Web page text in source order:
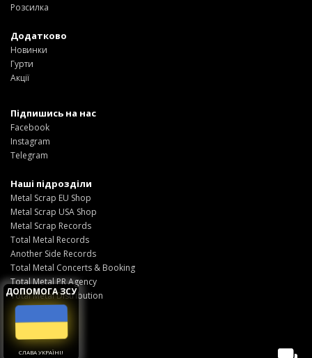
ДОПОМОГА ЗСУ
СЛАВА УКРАЇНІ!
Розсилка
Додатково
Новинки
Гурти
Акції
Підпишись на нас
Facebook
Instagram
Telegram
Наші підрозділи
Metal Scrap EU Shop
Metal Scrap USA Shop
Metal Scrap Records
Total Metal Records
Another Side Records
Total Metal Concerts & Booking
Total Metal PR Agency
Total Metal Distribution